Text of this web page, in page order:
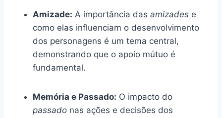
Amizade: A importância das amizades e
como elas influenciam o desenvolvimento
dos personagens é um tema central,
demonstrando que o apoio mútuo é
fundamental.
Memória e Passado: O impacto do
passado nas ações e decisões dos